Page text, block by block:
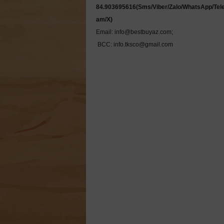
84.903695616(Sms/Viber/Zalo/WhatsApp/
Email: info@bestbuyaz.com;
BCC: info.tksco@gmail.com